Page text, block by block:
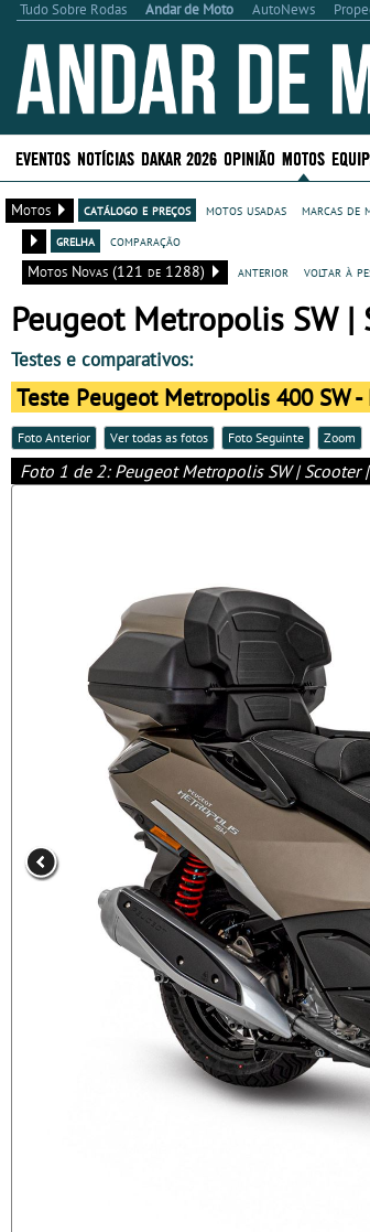
Tudo Sobre Rodas Andar de Moto AutoNews
EVENTOS NOTÍCIAS DAKAR 2026 OPINIÃO MOTOS
Motos catálogo e preços motos usadas marcas de
grelha
comparação
Motos Novas (121 de 1288)
anterior voltar à
Peugeot Metropolis SW
Testes e comparativos:
Teste Peugeot Metropolis 400 SW -
Foto Anterior Ver todas as fotos Foto Seguinte Zoom
Foto 1 de 2: Peugeot Metropolis SW | Scooter